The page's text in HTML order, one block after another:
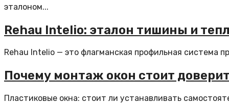
эталоном...
Rehau Intelio: эталон тишины и
Rehau Intelio — это флагманская профильная система
Почему монтаж окон стоит
Пластиковые окна: стоит ли устанавливать